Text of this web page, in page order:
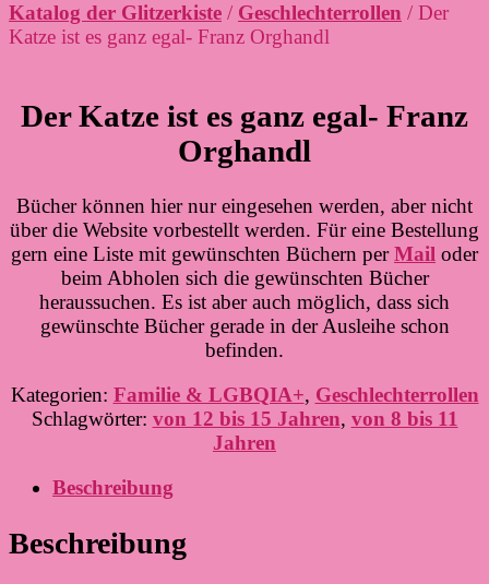
Katalog der Glitzerkiste / Geschlechterrollen / Der
Katze ist es ganz egal- Franz Orghandl
Der Katze ist es ganz egal- Franz
Orghandl
Bücher können hier nur eingesehen werden, aber nicht
über die Website vorbestellt werden. Für eine Bestellung
gern eine Liste mit gewünschten Büchern perMail oder
beim Abholen sich die gewünschten Bücher
heraussuchen. Es ist aber auch möglich, dass sich
gewünschte Bücher gerade in der Ausleihe schon
befinden.
Kategorien: Familie & LGBQIA+, Geschlechterrollen
Schlagwörter: von 12 bis 15 Jahren, von 8 bis 11
Jahren
Beschreibung
Beschreibung